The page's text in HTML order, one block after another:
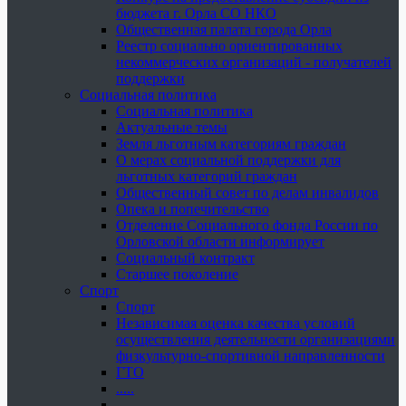
бюджета г. Орла СО НКО
Общественная палата города Орла
Реестр социально ориентированных
некоммерческих организаций - получателей
поддержки
Социальная политика
Социальная политика
Актуальные темы
Земля льготным категориям граждан
О мерах социальной поддержки для
льготных категорий граждан
Общественный совет по делам инвалидов
Опека и попечительство
Отделение Социального фонда России по
Орловской области информирует
Социальный контракт
Старшее поколение
Спорт
Спорт
Независимая оценка качества условий
осуществления деятельности организациями
физкультурно-спортивной направленности
ГТО
.....